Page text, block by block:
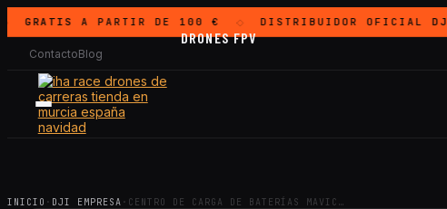
GRATISA PARTIR DE 100 € DISTRIBUIDOR OFICIALDJI
ContactoBlog
DRONES FPV
INICIO · DJI EMPRESA · CENTRO DE CARGA DE BATERÍAS MAVIC…